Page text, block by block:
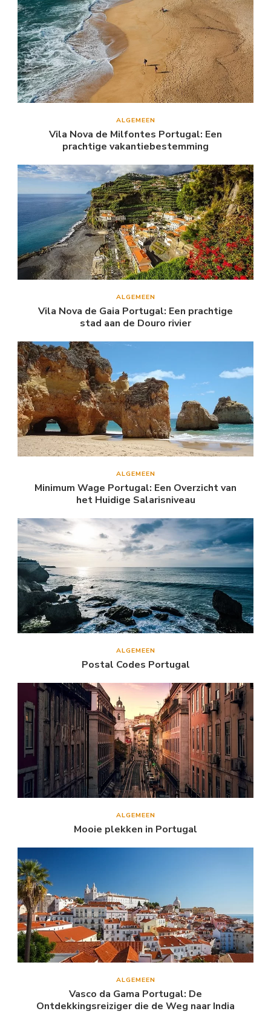
ALGEMEEN
Vila Nova de Milfontes Portugal: Een
prachtige vakantiebestemming
ALGEMEEN
Vila Nova de Gaia Portugal: Een prachtige
stad aan de Douro rivier
ALGEMEEN
Minimum Wage Portugal: Een Overzicht van
het Huidige Salarisniveau
ALGEMEEN
Postal Codes Portugal
ALGEMEEN
Mooie plekken in Portugal
ALGEMEEN
Vasco da Gama Portugal: De
Ontdekkingsreiziger die de Weg naar India